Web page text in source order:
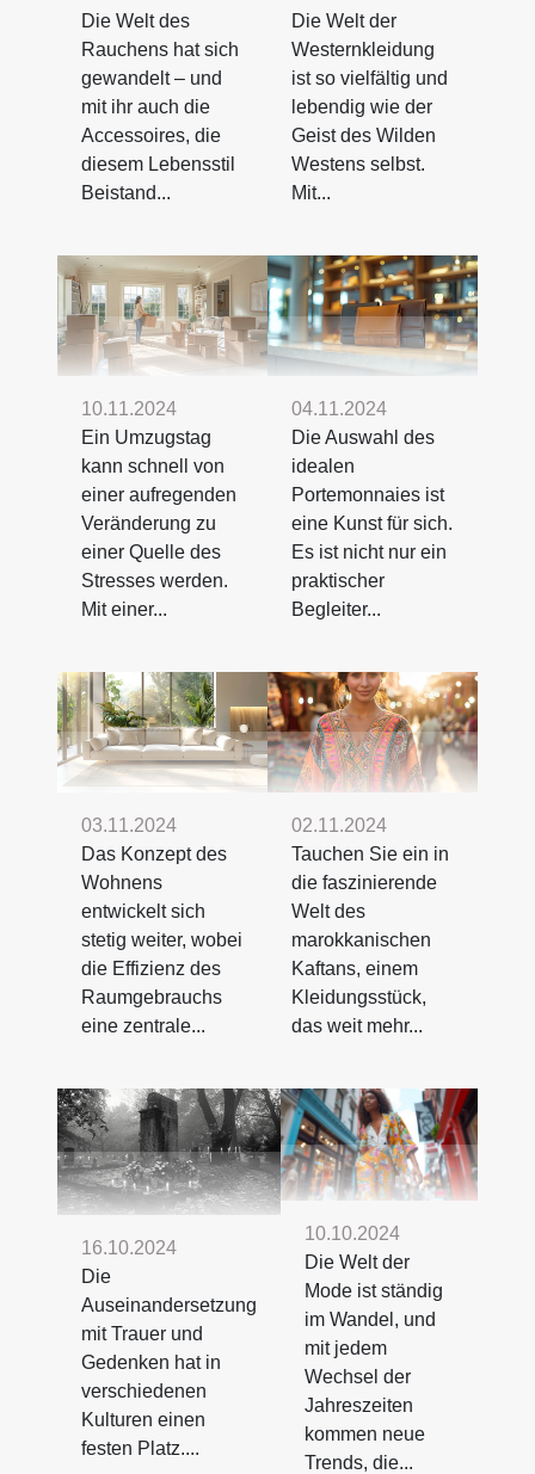
Die Welt des
Rauchens hat sich
gewandelt – und
mit ihr auch die
Accessoires, die
diesem Lebensstil
Beistand...
Die Welt der
Westernkleidung
ist so vielfältig und
lebendig wie der
Geist des Wilden
Westens selbst.
Mit...
10.11.2024
Ein Umzugstag
kann schnell von
einer aufregenden
Veränderung zu
einer Quelle des
Stresses werden.
Mit einer...
04.11.2024
Die Auswahl des
idealen
Portemonnaies ist
eine Kunst für sich.
Es ist nicht nur ein
praktischer
Begleiter...
03.11.2024
Das Konzept des
Wohnens
entwickelt sich
stetig weiter, wobei
die Effizienz des
Raumgebrauchs
eine zentrale...
02.11.2024
Tauchen Sie ein in
die faszinierende
Welt des
marokkanischen
Kaftans, einem
Kleidungsstück,
das weit mehr...
16.10.2024
Die
Auseinandersetzung
mit Trauer und
Gedenken hat in
verschiedenen
Kulturen einen
festen Platz....
10.10.2024
Die Welt der
Mode ist ständig
im Wandel, und
mit jedem
Wechsel der
Jahreszeiten
kommen neue
Trends, die...